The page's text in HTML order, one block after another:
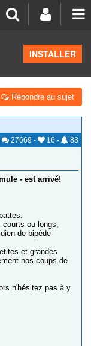
INSTALLER
Répondre au sujet
27669 - 16 -
83
- est arrivé!
ou longs,
de bipède
et grandes
nos coups de
n'hésitez pas à y